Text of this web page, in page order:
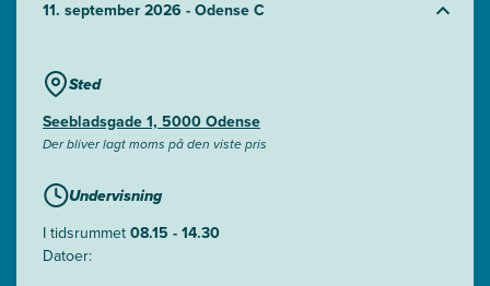
11. september 2026 - Odense C
Sted
Seebladsgade 1, 5000 Odense
Der bliver lagt moms på den viste pris
Undervisning
I tidsrummet 08.15 - 14.30
Datoer: